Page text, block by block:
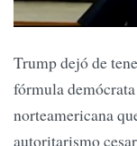
Trump dejó de
fórmula
norteamericana
autoritarismo